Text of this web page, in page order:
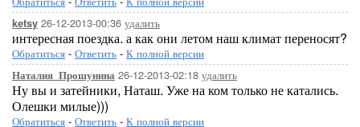
ketsy 26-12-2013-00:36 удалить
интересная поездка. а как они летом наш климат переносят?
Обратиться - Ответить - К полной версии
Наталия_Прошунина 26-12-2013-02:18 удалить
Ну вы и затейники, Наташ. Уже на ком только не катались.
Олешки милые)))
Обратиться - Ответить - К полной версии